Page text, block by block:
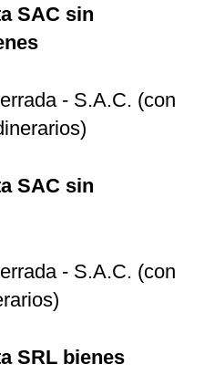
SAC sin
- S.A.C. (con
SAC sin
- S.A.C. (con
SRL bienes